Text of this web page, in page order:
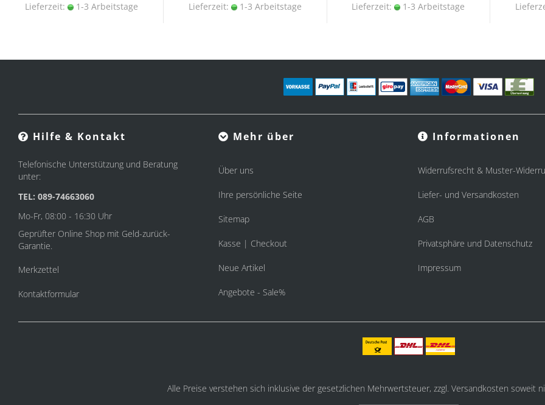
Lieferzeit: 1-3 Arbeitstage Lieferzeit: 1-3 Arbeitstage Lieferzeit: 1-3 Arbeitstage
Hilfe & Kontakt
Telefonische Unterstützung und Beratung
unter:
TEL: 089-74663060
Mo-Fr, 08:00 - 16:30 Uhr
Geprüfter Online Shop mit Geld-zurück-
Garantie.
Merkzettel
Kontaktformular
Mehr über
Über uns
Ihre persönliche Seite
Sitemap
Kasse | Checkout
Neue Artikel
Angebote - Sale%
Informationen
Widerrufsrecht & Muster-
Liefer- und Versandkosten
AGB
Privatsphäre und Datenschutz
Impressum
Alle Preise verstehen sich inklusive der gesetzlichen Mehrwertsteuer, zzgl. Versandkosten soweit